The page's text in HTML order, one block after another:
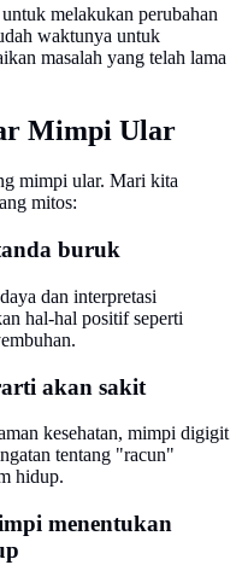
melakukan perubahan
waktunya untuk
masalah yang telah lama
Mimpi Ular
mimpi ular. Mari kita
mitos:
buruk
dan interpretasi
hal-hal positif seperti
akan sakit
kesehatan, mimpi digigit
tentang "racun"
hidup.
menentukan